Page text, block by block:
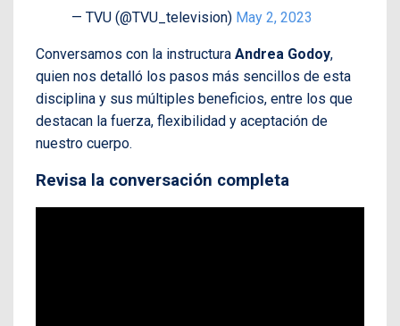
— TVU (@TVU_television) May 2, 2023
Conversamos con la instructura Andrea Godoy,
quien nos detalló los pasos más sencillos de esta
disciplina y sus múltiples beneficios, entre los que
destacan la fuerza, flexibilidad y aceptación de
nuestro cuerpo.
Revisa la conversación completa